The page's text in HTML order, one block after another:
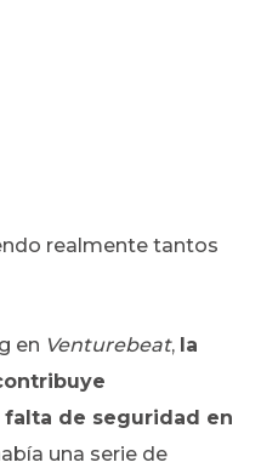
realmente tantos
en Venturebeat, la
de seguridad en
una serie de